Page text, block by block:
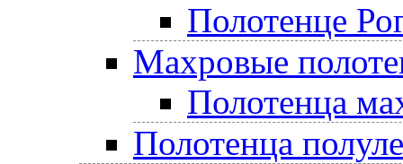
Полотенце
Махровые
Полотенца
Полотенца